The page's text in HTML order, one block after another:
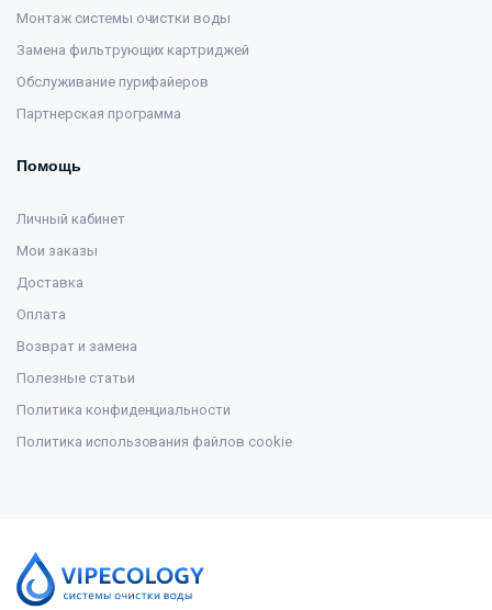
Монтаж системы очистки воды
Замена фильтрующих картриджей
Обслуживание пурифайеров
Партнерская программа
Помощь
Личный кабинет
Мои заказы
Доставка
Оплата
Возврат и замена
Полезные статьи
Политика конфиденциальности
Политика использования файлов cookie